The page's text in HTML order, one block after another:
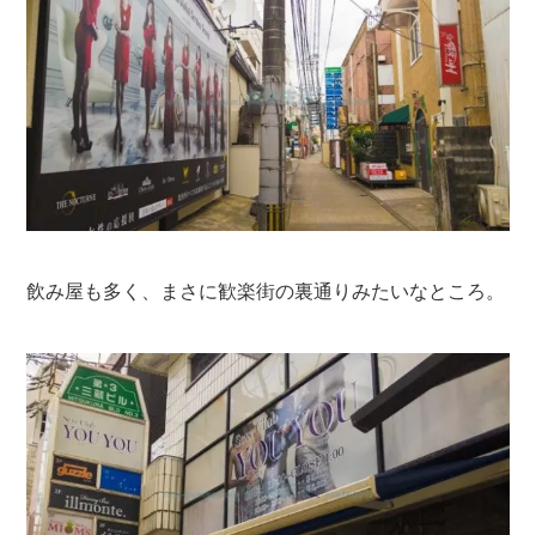
飲み屋も多く、まさに歓楽街の裏通りみたいなところ。